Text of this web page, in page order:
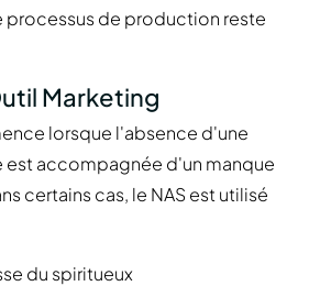
processus de production reste
Marketing
lorsque l'absence d'une
est accompagnée d'un manque
certains cas, le NAS est utilisé
du spiritueux